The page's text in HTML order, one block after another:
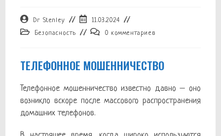
Автор
записи:
Dr Stenley
Запись
опубликована:
11.03.2024
РубрикаБезопасность
Комментарии
0 комментариев
ТЕЛЕФОННОЕ МОШЕННИЧЕСТВО
Телефонное мошенничество известно давно – оно
возникло вскоре после массового распространения
домашних телефонов.